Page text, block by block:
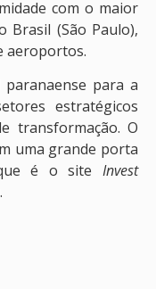
com o maior
Brasil (São Paulo),
aeroportos.
paranaense para a
estratégicos
transformação. O
uma grande porta
é o site Invest